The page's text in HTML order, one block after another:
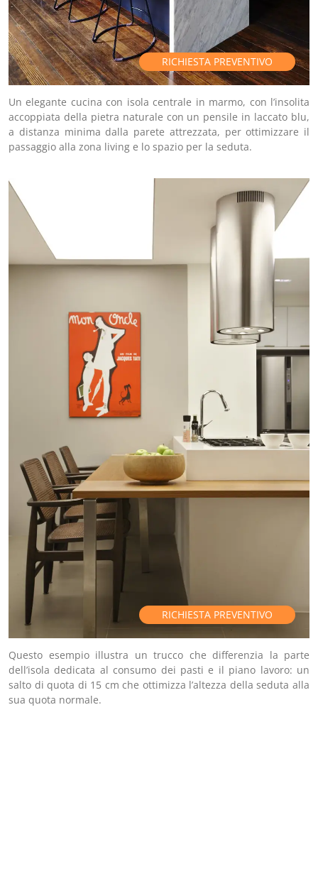
RICHIESTA PREVENTIVO
Un elegante cucina con isola centrale in marmo, con l’insolita
accoppiata della pietra naturale con un pensile in laccato blu,
a distanza minima dalla parete attrezzata, per ottimizzare il
passaggio alla zona living e lo spazio per la seduta.
RICHIESTA PREVENTIVO
Questo esempio illustra un trucco che differenzia la parte
dell’isola dedicata al consumo dei pasti e il piano lavoro: un
salto di quota di 15 cm che ottimizza l’altezza della seduta alla
sua quota normale.